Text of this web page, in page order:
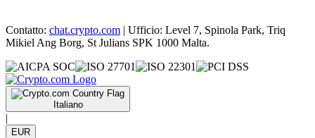
Contatto: chat.crypto.com | Ufficio: Level 7, Spinola Park, Triq
Mikiel Ang Borg, St Julians SPK 1000 Malta.
Italiano
|
EUR